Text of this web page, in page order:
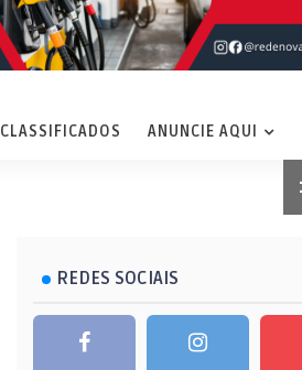
CLASSIFICADOS ANUNCIE AQUI
REDES SOCIAIS